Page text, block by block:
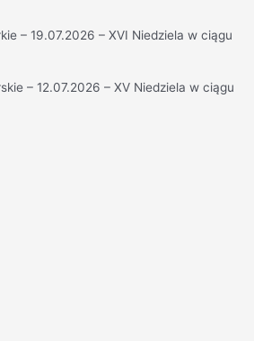
– 19.07.2026 – XVI Niedziela w ciągu
– 12.07.2026 – XV Niedziela w ciągu